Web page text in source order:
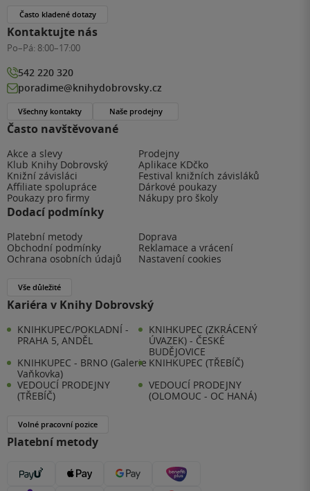
Často navštěvované
Akce a slevy
Prodejny
Klub Knihy Dobrovský
Aplikace KDčko
Knižní závisláci
Festival knižních závisláků
Affiliate spolupráce
Dárkové poukazy
Poukazy pro firmy
Nákupy pro školy
Dodací podmínky
Platební metody
Doprava
Obchodní podmínky
Reklamace a vrácení
Ochrana osobních údajů
Nastavení cookies
Vše důležité
Kariéra v Knihy Dobrovský
KNIHKUPEC/POKLADNÍ -
PRAHA 5, ANDĚL
KNIHKUPEC (ZKRÁCENÝ
ÚVAZEK) - ČESKÉ
BUDĚJOVICE
KNIHKUPEC - BRNO (Galerie
Vaňkovka)
KNIHKUPEC (TŘEBÍČ)
VEDOUCÍ PRODEJNY
(TŘEBÍČ)
VEDOUCÍ PRODEJNY
(OLOMOUC - OC HANÁ)
Volné pracovní pozice
Platební metody
Často kladené dotazy
Kontaktujte nás
Po–Pá: 8:00–17:00
542 220 320
poradime@knihydobrovsky.cz
Všechny kontakty Naše prodejny